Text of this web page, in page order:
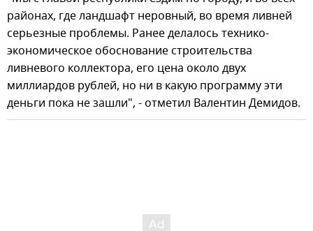
районах, где ландшафт неровный, во время ливней
серьезные проблемы. Ранее делалось технико-
экономическое обоснование строительства
ливневого коллектора, его цена около двух
миллиардов рублей, но ни в какую программу эти
деньги пока не зашли", - отметил Валентин Демидов.